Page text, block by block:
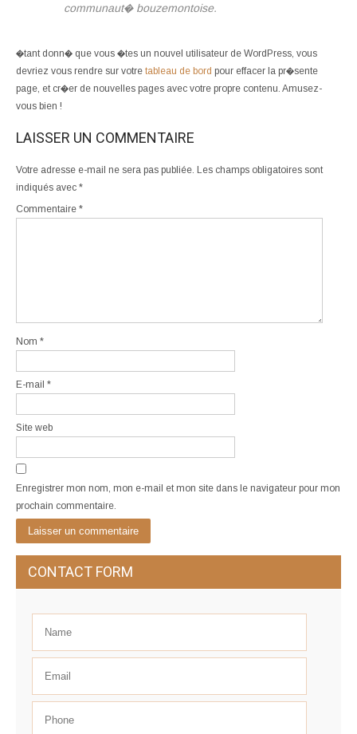
communaut� bouzemontoise.
�tant donn� que vous �tes un nouvel utilisateur de WordPress, vous
devriez vous rendre sur votre tableau de bord pour effacer la pr�sente
page, et cr�er de nouvelles pages avec votre propre contenu. Amusez-
vous bien !
LAISSER UN COMMENTAIRE
Votre adresse e-mail ne sera pas publiée. Les champs obligatoires sont
indiqués avec *
Commentaire *
Nom *
E-mail *
Site web
Enregistrer mon nom, mon e-mail et mon site dans le navigateur pour mon
prochain commentaire.
CONTACT FORM